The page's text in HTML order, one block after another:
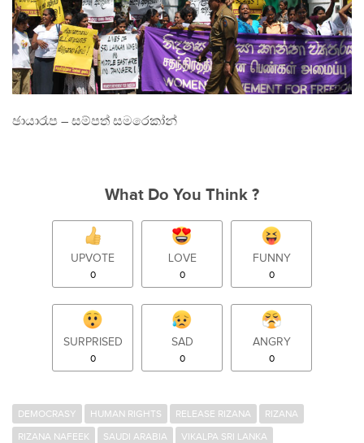
ඡායාරෑප – සම්පත් සමරෙකා්න්
What Do You Think ?
UPVOTE
0
LOVE
0
FUNNY
0
SURPRISED
0
SAD
0
ANGRY
0
DEMOCRASY HUMAN RIGHTS RELEASE RIZANA
RIZANA
RIZANA NAFEEK
SAUDI ARABIA VIKALPA SRI LANKA